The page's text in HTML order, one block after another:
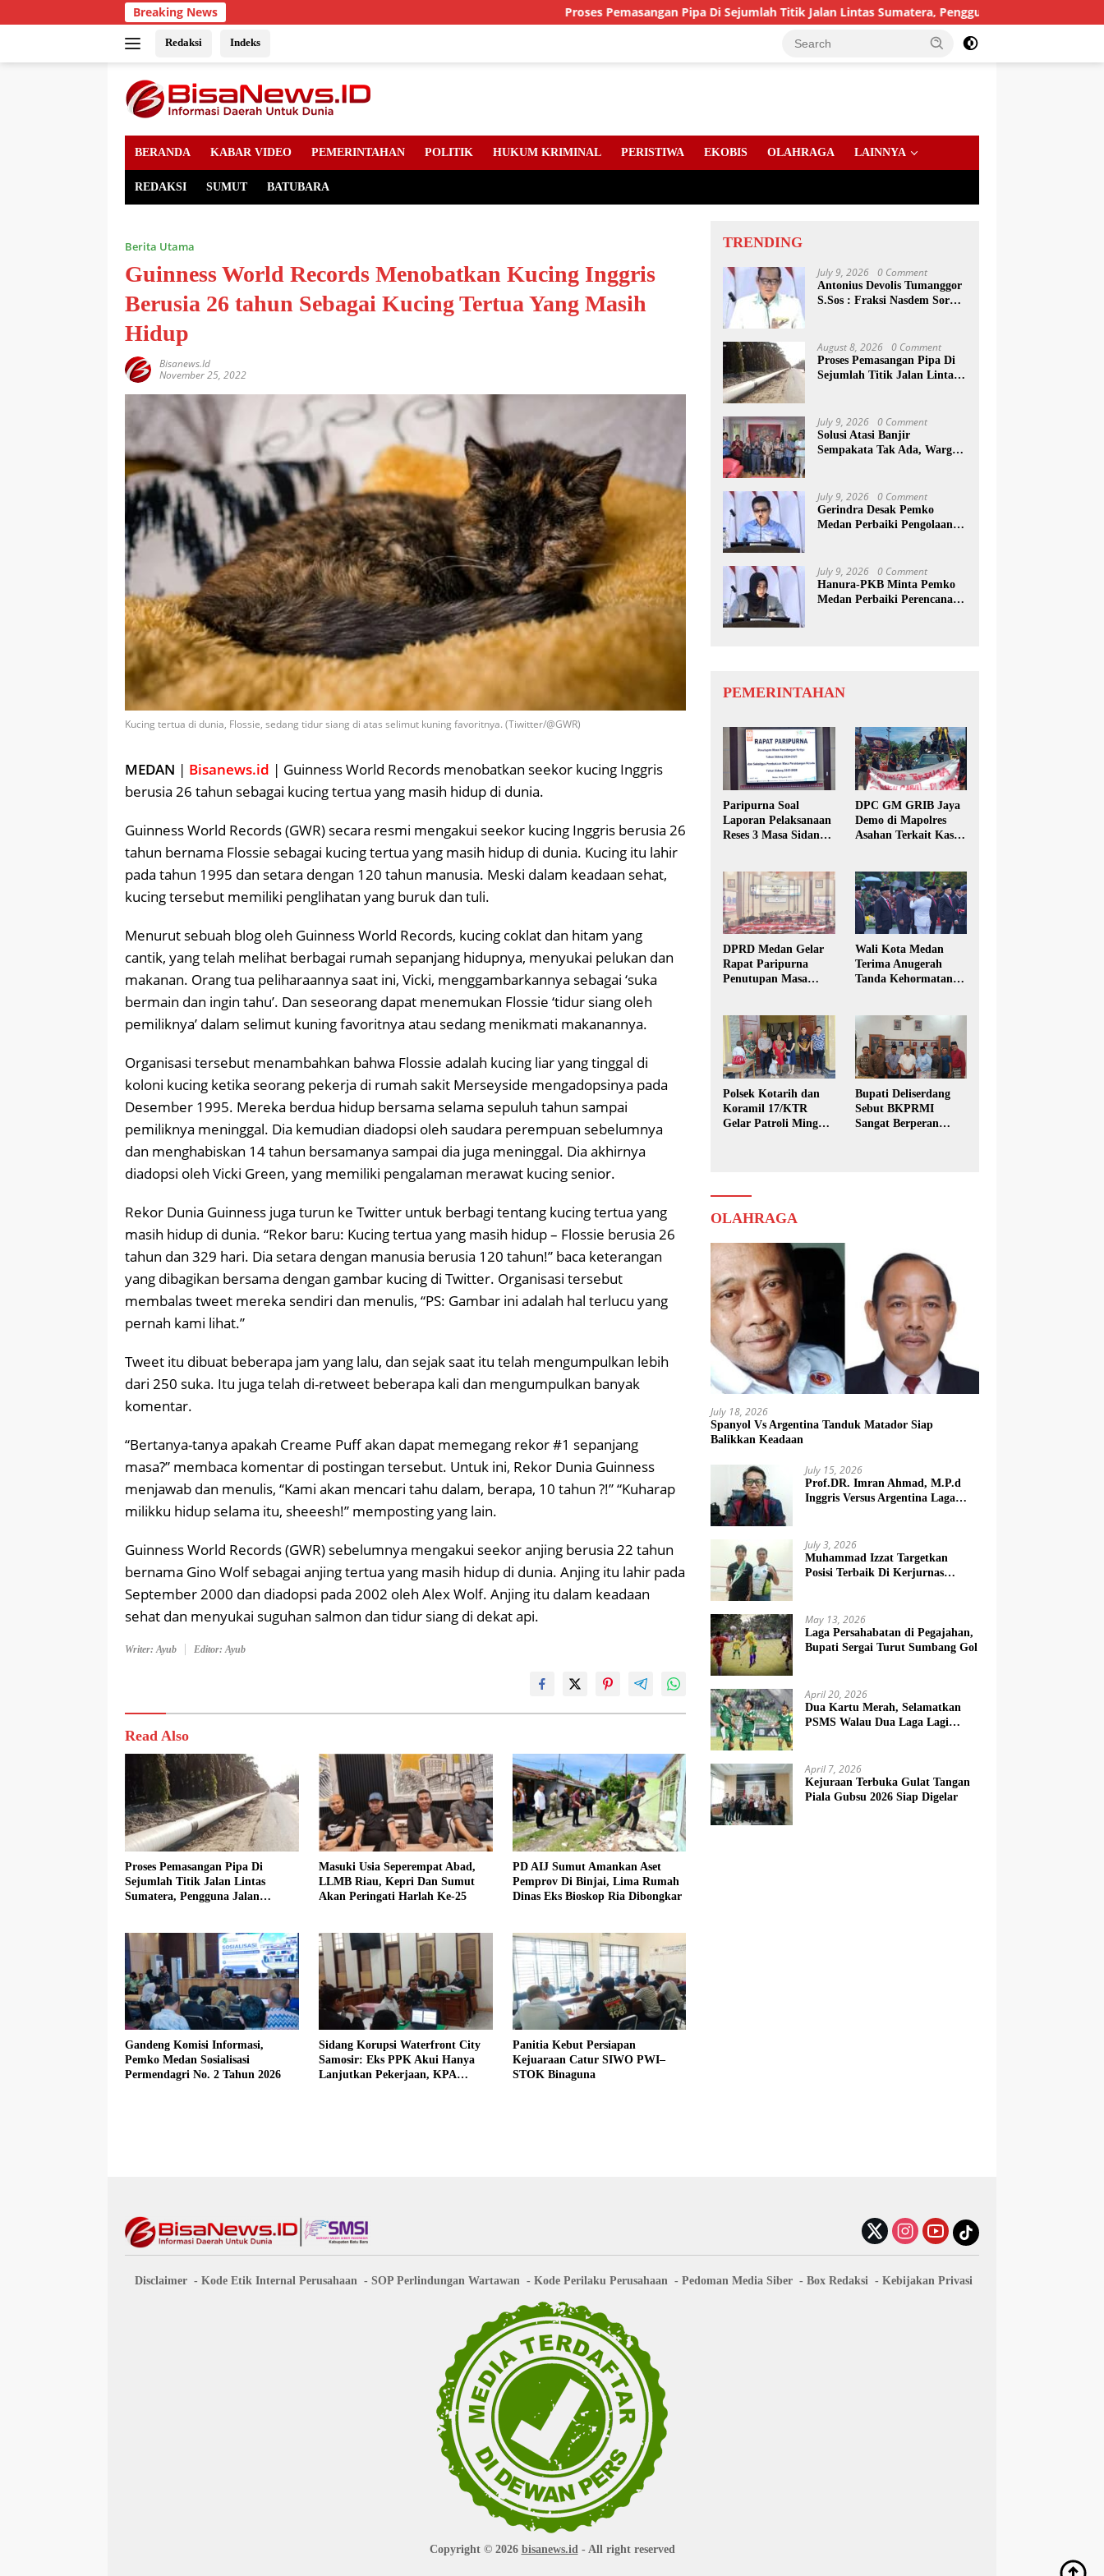
to
Breaking News Proses Pemasangan Pipa Di Sejumlah Titik Jalan Lintas Sumatera, Pengguna Jalan diimbau Untuk
Redaksi Indeks
BERANDA KABAR VIDEO PEMERINTAHAN POLITIK HUKUM KRIMINAL PERISTIWA EKOBIS OLAHRAGA LAINNYA
REDAKSI SUMUT BATUBARA
Berita Utama
Guinness World Records Menobatkan Kucing Inggris
Berusia 26 tahun Sebagai Kucing Tertua Yang Masih
Hidup
Bisanews.id
November 25, 2022
Kucing tertua di dunia, Flossie, sedang tidur siang di atas selimut kuning favoritnya. (Tiwitter/@GWR)
MEDAN | Bisanews.id | Guinness World Records menobatkan seekor kucing Inggris
berusia 26 tahun sebagai kucing tertua yang masih hidup di dunia.
Guinness World Records (GWR) secara resmi mengakui seekor kucing Inggris berusia 26
tahun bernama Flossie sebagai kucing tertua yang masih hidup di dunia. Kucing itu lahir
pada tahun 1995 dan setara dengan 120 tahun manusia. Meski dalam keadaan sehat,
kucing tersebut memiliki penglihatan yang buruk dan tuli.
Menurut sebuah blog oleh Guinness World Records, kucing coklat dan hitam yang
cantik, yang telah melihat berbagai rumah sepanjang hidupnya, menyukai pelukan dan
makanan. Orang tua peliharaannya saat ini, Vicki, menggambarkannya sebagai ‘suka
bermain dan ingin tahu’. Dan seseorang dapat menemukan Flossie ‘tidur siang oleh
pemiliknya’ dalam selimut kuning favoritnya atau sedang menikmati makanannya.
Organisasi tersebut menambahkan bahwa Flossie adalah kucing liar yang tinggal di
koloni kucing ketika seorang pekerja di rumah sakit Merseyside mengadopsinya pada
Desember 1995. Mereka berdua hidup bersama selama sepuluh tahun sampai
pemiliknya meninggal. Dia kemudian diadopsi oleh saudara perempuan sebelumnya
dan menghabiskan 14 tahun bersamanya sampai dia juga meninggal. Dia akhirnya
diadopsi oleh Vicki Green, yang memiliki pengalaman merawat kucing senior.
Rekor Dunia Guinness juga turun ke Twitter untuk berbagi tentang kucing tertua yang
masih hidup di dunia. “Rekor baru: Kucing tertua yang masih hidup – Flossie berusia 26
tahun dan 329 hari. Dia setara dengan manusia berusia 120 tahun!” baca keterangan
yang dibagikan bersama dengan gambar kucing di Twitter. Organisasi tersebut
membalas tweet mereka sendiri dan menulis, “PS: Gambar ini adalah hal terlucu yang
pernah kami lihat.”
Tweet itu dibuat beberapa jam yang lalu, dan sejak saat itu telah mengumpulkan lebih
dari 250 suka. Itu juga telah di-retweet beberapa kali dan mengumpulkan banyak
komentar.
“Bertanya-tanya apakah Creame Puff akan dapat memegang rekor #1 sepanjang
masa?” membaca komentar di postingan tersebut. Untuk ini, Rekor Dunia Guinness
menjawab dan menulis, “Kami akan mencari tahu dalam, berapa, 10 tahun ?!” “Kuharap
milikku hidup selama itu, sheeesh!” memposting yang lain.
Guinness World Records (GWR) sebelumnya mengakui seekor anjing berusia 22 tahun
bernama Gino Wolf sebagai anjing tertua yang masih hidup di dunia. Anjing itu lahir pada
September 2000 dan diadopsi pada 2002 oleh Alex Wolf. Anjing itu dalam keadaan
sehat dan menyukai suguhan salmon dan tidur siang di dekat api.
Writer: Ayub Editor: Ayub
Read Also
Proses Pemasangan Pipa Di
Sejumlah Titik Jalan Lintas
Sumatera, Pengguna Jalan
Masuki Usia Seperempat Abad,
LLMB Riau, Kepri Dan Sumut
Akan Peringati Harlah Ke-25
PD AIJ Sumut Amankan Aset
Pemprov Di Binjai, Lima Rumah
Dinas Eks Bioskop Ria Dibongkar
Gandeng Komisi Informasi,
Pemko Medan Sosialisasi
Permendagri No. 2 Tahun 2026
Sidang Korupsi Waterfront City
Samosir: Eks PPK Akui Hanya
Lanjutkan Pekerjaan, KPA
Panitia Kebut Persiapan
Kejuaraan Catur SIWO PWI–
STOK Binaguna
TRENDING
July 9, 2026 0 Comment
Antonius Devolis Tumanggor
S.Sos : Fraksi Nasdem Soroti
August 8, 2026 0 Comment
Proses Pemasangan Pipa Di
Sejumlah Titik Jalan Lintas
meningkatkan Kewaspadaan
July 9, 2026 0 Comment
Solusi Atasi Banjir
Sempakata Tak Ada, Warga
July 9, 2026 0 Comment
Gerindra Desak Pemko
Medan Perbaiki Pengolaan
July 9, 2026 0 Comment
Hanura-PKB Minta Pemko
Medan Perbaiki Perencanaan
PEMERINTAHAN
Paripurna Soal
Laporan Pelaksanaan
Reses 3 Masa Sidang
DPC GM GRIB Jaya
Demo di Mapolres
Asahan Terkait Kasus
DPRD Medan Gelar
Rapat Paripurna
Penutupan Masa
Wali Kota Medan
Terima Anugerah
Tanda Kehormatan
Polsek Kotarih dan
Koramil 17/KTR
Gelar Patroli Minggu
Bupati Deliserdang
Sebut BKPRMI
Sangat Berperan
OLAHRAGA
July 18, 2026
Spanyol Vs Argentina Tanduk Matador Siap
Balikkan Keadaan
July 15, 2026
Prof.DR. Imran Ahmad, M.P.d
Inggris Versus Argentina Laga
July 3, 2026
Muhammad Izzat Targetkan
Posisi Terbaik Di Kerjurnas
May 13, 2026
Laga Persahabatan di Pegajahan,
Bupati Sergai Turut Sumbang Gol
April 20, 2026
Dua Kartu Merah, Selamatkan
PSMS Walau Dua Laga Lagi
April 7, 2026
Kejuraan Terbuka Gulat Tangan
Piala Gubsu 2026 Siap Digelar
Disclaimer Kode Etik Internal Perusahaan SOP Perlindungan Wartawan Kode Perilaku Perusahaan Pedoman Media Siber Box Redaksi Kebijakan Privasi
Copyright © 2026 bisanews.id- All right reserved